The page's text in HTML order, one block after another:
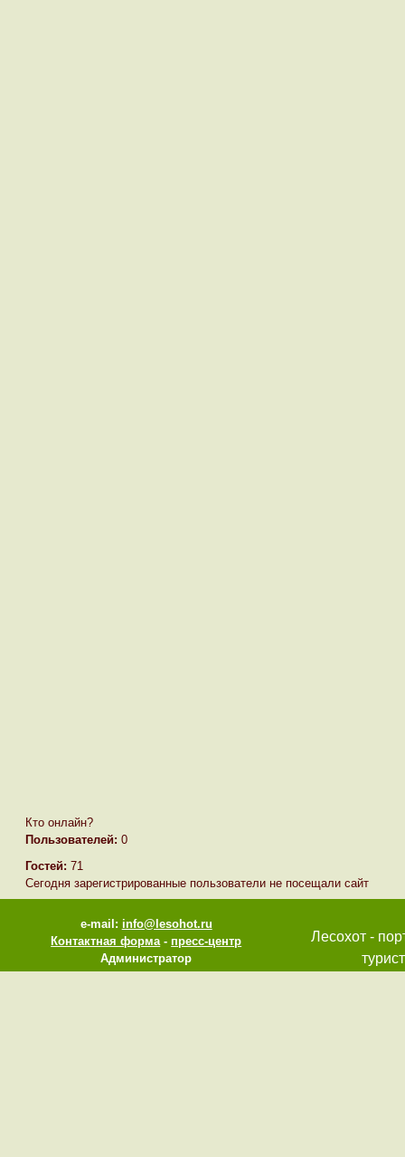
Кто онлайн?
Пользователей: 0
Гостей: 71
Сегодня зарегистрированные пользователи не посещали сайт
e-mail: info@lesohot.ru
Контактная форма-пресс-центр
Администратор
Лесохот -